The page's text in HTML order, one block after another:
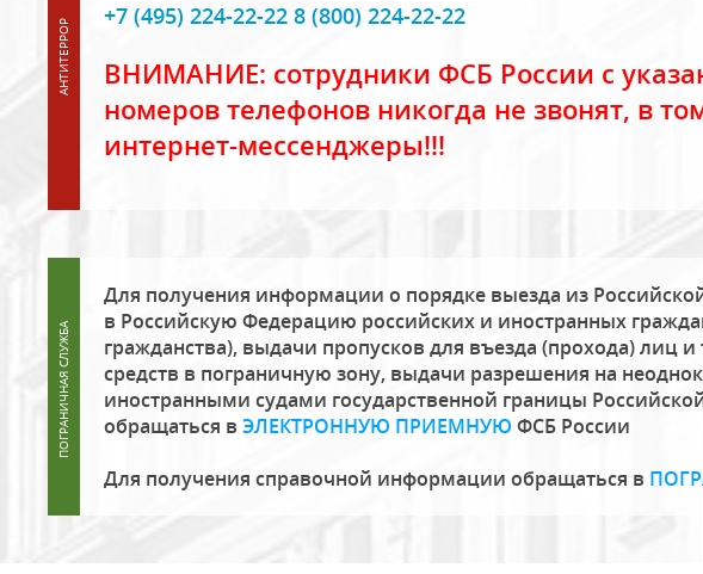
+7 (495) 224-22-22 8 (800) 224-22-22
ВНИМАНИЕ: сотрудники ФСБ России с
номеров телефонов никогда не звонят, в
интернет-мессенджеры!!!
Для получения информации о порядке выезда из
в Российскую Федерацию российских и иностранных
гражданства), выдачи пропусков для въезда (прохода) лиц
средств в пограничную зону, выдачи разрешения на
иностранными судами государственной границы
обращаться в ЭЛЕКТРОННУЮ ПРИЕМНУЮ ФСБ России
Для получения справочной информации обращаться в